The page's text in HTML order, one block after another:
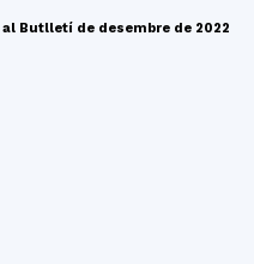
Butlletí de desembre de 2022